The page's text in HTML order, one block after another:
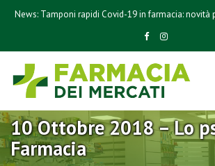
c
o
n
News: Tamponi rapidi Covid-19 in farmacia: novità
10 Ottobre 2018 – Lo
Farmacia